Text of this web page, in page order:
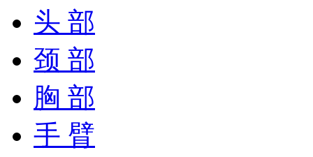
头 部
颈 部
胸 部
手 臂